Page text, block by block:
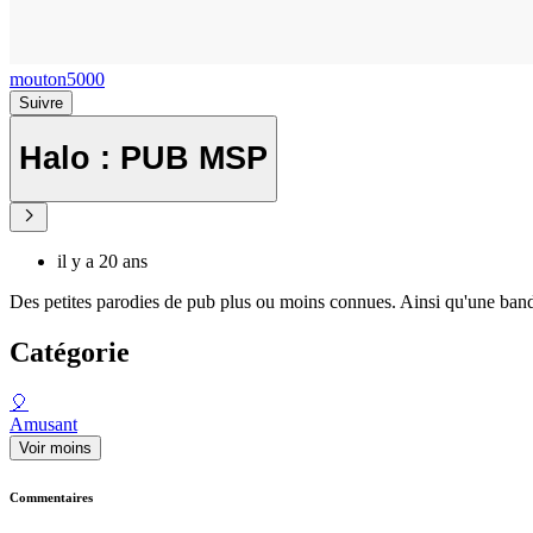
mouton5000
Suivre
Halo : PUB MSP
il y a 20 ans
Des petites parodies de pub plus ou moins connues. Ainsi qu'une
Catégorie
🎈
Amusant
Voir moins
Commentaires